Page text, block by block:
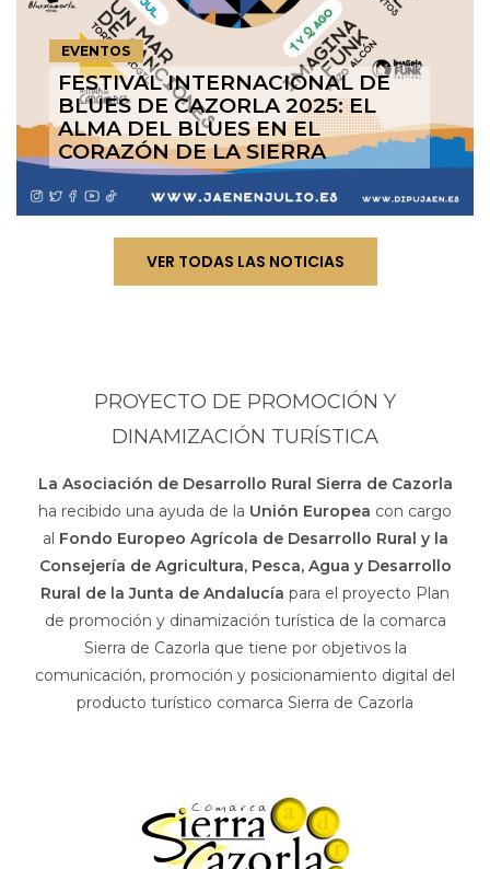
EVENTOS
FESTIVAL INTERNACIONAL DE
BLUES DE CAZORLA 2025: EL
ALMA DEL BLUES EN EL
CORAZÓN DE LA SIERRA
VER TODAS LAS NOTICIAS
PROYECTO DE PROMOCIÓN Y
DINAMIZACIÓN TURÍSTICA
La Asociación de Desarrollo Rural Sierra de Cazorla
ha recibido una ayuda de la Unión Europea con cargo
al Fondo Europeo Agrícola de Desarrollo Rural y la
Consejería de Agricultura, Pesca, Agua y Desarrollo
Rural de la Junta de Andalucía para el proyecto Plan
de promoción y dinamización turística de la comarca
Sierra de Cazorla que tiene por objetivos la
comunicación, promoción y posicionamiento digital del
producto turístico comarca Sierra de Cazorla